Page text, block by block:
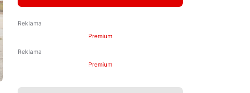
Premium
Premium